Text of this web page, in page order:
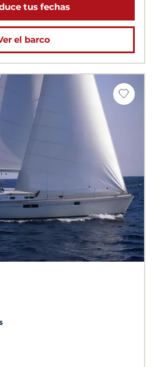
tus fechas
el barco